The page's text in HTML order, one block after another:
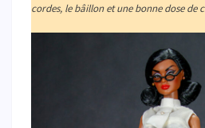
cordes, le bâillon et une bonne dose de